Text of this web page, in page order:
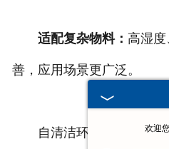
适配复杂物料： 高湿
善，应用场景更广泛。
自清洁环保振动筛通过欢迎